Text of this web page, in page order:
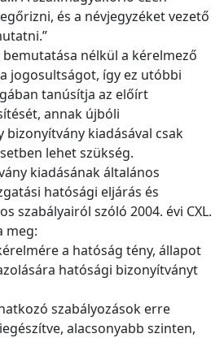
és a névjegyzéket vezető
nélkül a kérelmező
jogosultságot, így ez utóbbi
tanúsítja az előírt
annak újbóli
bizonyítvány kiadásával csak
lehet szükség.
kiadásának általános
hatósági eljárás és
szabályairól szóló 2004. évi CXL.
meg:
a hatóság tény, állapot
hatósági bizonyítványt
szabályozások erre
alacsonyabb szinten,